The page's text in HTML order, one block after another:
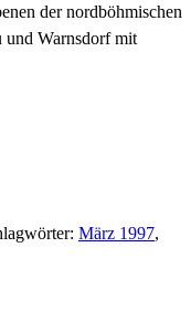
der nordböhmischen
und Warnsdorf mit
März 1997,